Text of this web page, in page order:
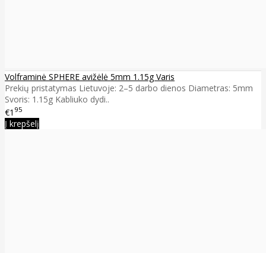
Volframinė SPHERE avižėlė 5mm 1.15g Varis
Prekių pristatymas Lietuvoje: 2–5 darbo dienos Diametras: 5mm
Svoris: 1.15g Kabliuko dydi..
€1 95
Į krepšelį